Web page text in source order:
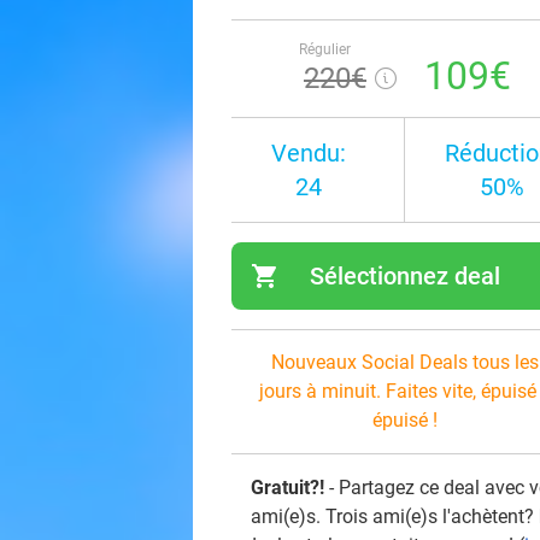
Régulier
220€ 109€
Vendu:
24
50%
shopping_cart Sélectionnez deal
Nouveaux Social Deals tous les
jours à minuit. Faites vite, épuisé
épuisé !
Gratuit?! - Partagez ce deal avec
ami(e)s. Trois ami(e)s l'achètent?